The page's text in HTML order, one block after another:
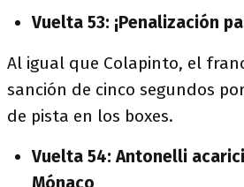
Vuelta 53: ¡Penalización
Al igual que Colapinto, el
sanción de cinco segundos
de pista en los boxes.
Vuelta 54: Antonelli
Mónaco